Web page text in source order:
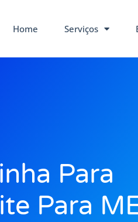
Home Serviços
Para
Para